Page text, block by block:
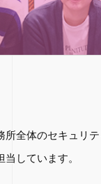
所全体のセキュリ
しています。